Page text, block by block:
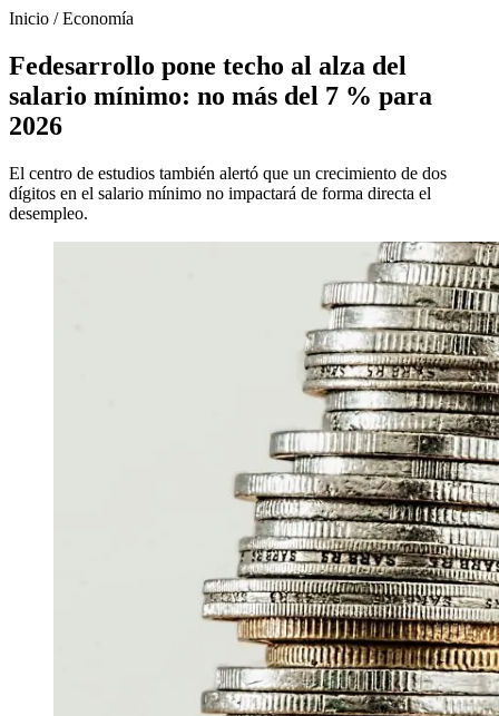
Inicio /Economía
Fedesarrollo pone techo al alza del
salario mínimo: no más del 7 % para
2026
El centro de estudios también alertó que un crecimiento de dos
dígitos en el salario mínimo no impactará de forma directa el
desempleo.